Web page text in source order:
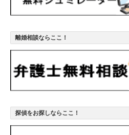
離婚相談ならここ！
探偵をお探しならここ！